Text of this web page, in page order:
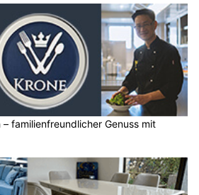
familienfreundlicher Genuss mit